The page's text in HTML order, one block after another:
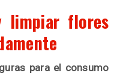
limpiar flores
para el consumo